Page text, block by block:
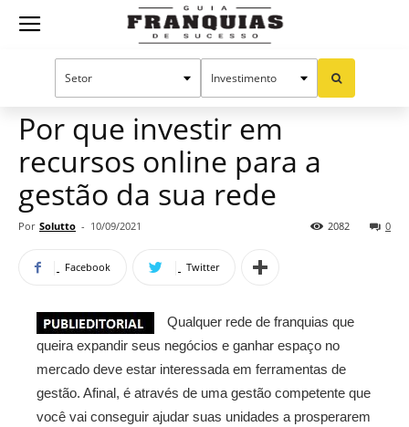
Guia
Manual do sucesso Publieditorial
Por que investir em
recursos online para a
gestão da sua rede
Por Solutto - 10/09/2021 0
2082
Facebook Twitter
Qualquer rede de franquias que
queira expandir seus negócios e ganhar espaço no
mercado deve estar interessada em ferramentas de
gestão. Afinal, é através de uma gestão competente que
você vai conseguir ajudar suas unidades a prosperarem